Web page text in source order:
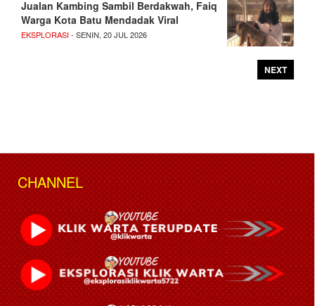
Jualan Kambing Sambil Berdakwah, Faiq
Warga Kota Batu Mendadak Viral
EKSPLORASI- SENIN, 20 JUL 2026
NEXT
CHANNEL